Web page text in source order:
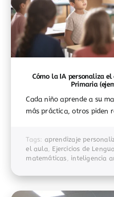
Cómo la IA personaliza
Primaria
Cada niño aprende a su
más práctica, otros piden
Tags: aprendizaje
el aula, Ejercicios de Lengua
matemáticas, inteligencia